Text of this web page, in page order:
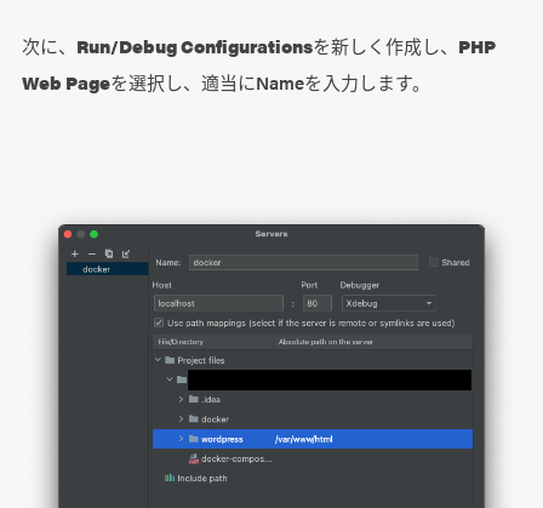
次に、 Run/Debug Configurationsを新しく作成し、 PHP
Web Pageを選択し、適当にNameを入力します。